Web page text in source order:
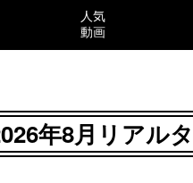
人気
動画
年8月リアルタ